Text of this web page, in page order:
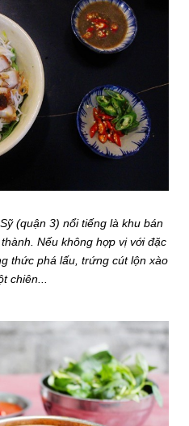
(quận 3) nổi tiếng là khu bán
Nếu không hợp vị với đặc
thức phá lấu, trứng cút lộn xào
chiên...